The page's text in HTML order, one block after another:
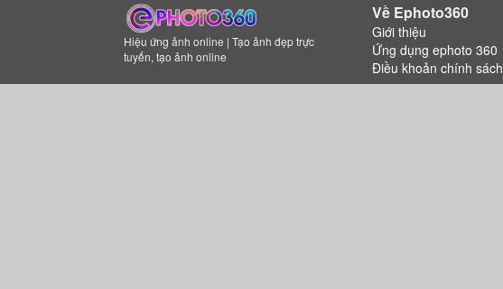
Hiệu ứng ảnh online | Tạo ảnh đẹp trực
tuyến, tạo ảnh online
Về Ephoto360
Giới thiệu
Ứng dụng ephoto 360
Điều khoản chính sách